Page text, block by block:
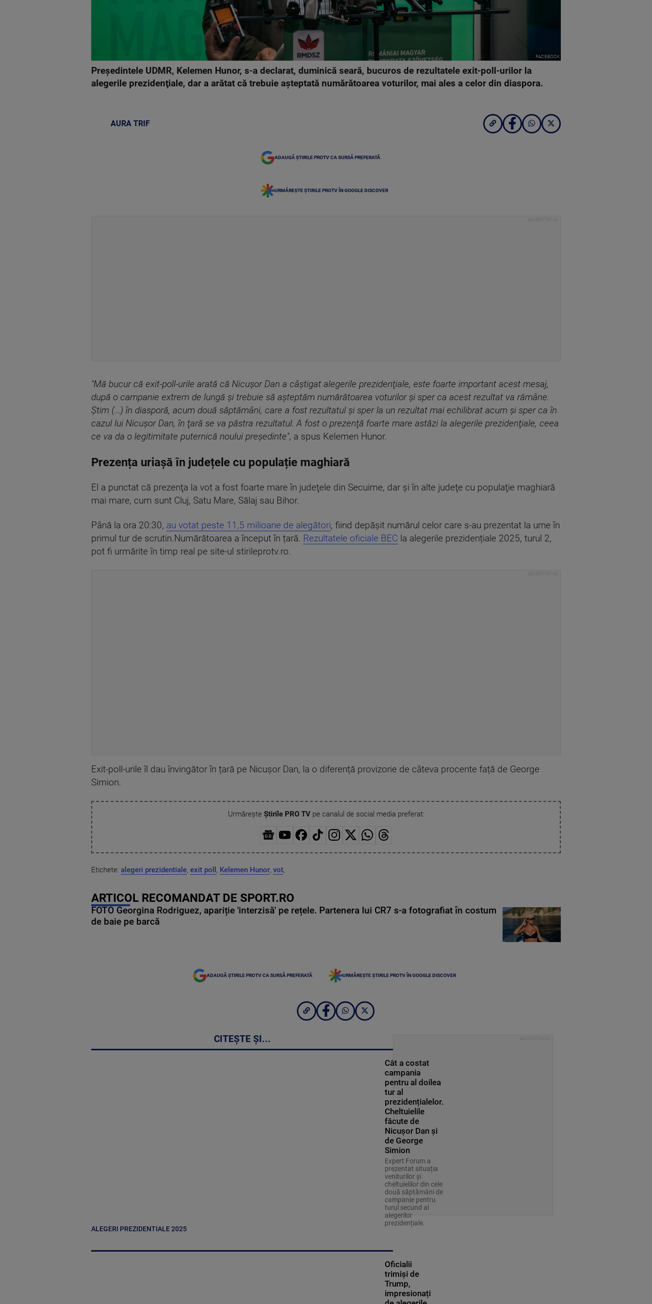
FACEBOOK
Preşedintele UDMR, Kelemen Hunor, s-a declarat, duminică seară, bucuros de rezultatele exit-poll-urilor la
alegerile prezidenţiale, dar a arătat că trebuie aşteptată numărătoarea voturilor, mai ales a celor din diaspora.
AURA TRIF
ADAUGĂ ȘTIRILE PROTV CA SURSĂ PREFERATĂ
URMĂREȘTE ȘTIRILE PROTV ÎN GOOGLE DISCOVER
"Mă bucur că exit-poll-urile arată că Nicuşor Dan a câştigat alegerile prezidenţiale, este foarte important acest mesaj,
după o campanie extrem de lungă şi trebuie să aşteptăm numărătoarea voturilor şi sper ca acest rezultat va rămâne.
Ştim (...) în diasporă, acum două săptămâni, care a fost rezultatul şi sper la un rezultat mai echilibrat acum şi sper ca în
cazul lui Nicuşor Dan, în ţară se va păstra rezultatul. A fost o prezenţă foarte mare astăzi la alegerile prezidenţiale, ceea
ce va da o legitimitate puternică noului preşedinte", a spus Kelemen Hunor.
Prezența uriașă în județele cu populație maghiară
El a punctat că prezenţa la vot a fost foarte mare în judeţele din Secuime, dar şi în alte judeţe cu populaţie maghiară
mai mare, cum sunt Cluj, Satu Mare, Sălaj sau Bihor.
Până la ora 20:30, au votat peste 11,5 milioane de alegători, fiind depăşit numărul celor care s-au prezentat la urne în
primul tur de scrutin.Numărătoarea a început în țară. Rezultatele oficiale BEC la alegerile prezidențiale 2025, turul 2,
pot fi urmărite în timp real pe site-ul stirileprotv.ro.
Exit-poll-urile îl dau învingător în țară pe Nicușor Dan, la o diferență provizorie de câteva procente față de George
Simion.
Urmărește Știrile PRO TVpe canalul de social media preferat:
Etichete: alegeri prezidentiale, exit poll , Kelemen Hunor, vot,
ARTICOL RECOMANDAT DE SPORT.RO
FOTO Georgina Rodriguez, apariție 'interzisă' pe rețele. Partenera lui CR7 s-a fotografiat în costum
de baie pe barcă
ADAUGĂ ȘTIRILE PROTV CA SURSĂ PREFERATĂ URMĂREȘTE ȘTIRILE PROTV ÎN GOOGLE DISCOVER
CITEȘTE ȘI...
ALEGERI PREZIDENTIALE 2025
Cât a costat
campania
pentru al doilea
tur al
prezidențialelor.
Cheltuielile
făcute de
Nicușor Dan și
de George
Simion
Expert Forum a
prezentat situația
veniturilor și
cheltuielilor din cele
două săptămâni de
campanie pentru
turul secund al
alegerilor
prezidențiale.
Oficialii
trimiși de
Trump,
impresionați